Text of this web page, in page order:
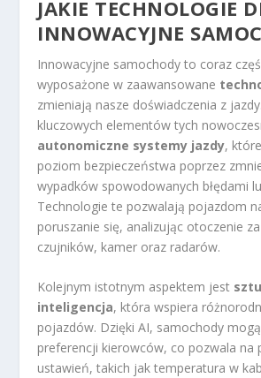
JAKIE TECHNOLOGIE
INNOWACYJNE
Innowacyjne samochody to coraz
wyposażone w zaawansowane
zmieniają nasze doświadczenia z
kluczowych elementów tych
autonomiczne systemy jazdy,
poziom bezpieczeństwa poprzez
wypadków spowodowanych błędami
Technologie te pozwalają pojazdom
poruszanie się, analizując otoczenie
czujników, kamer oraz radarów.
Kolejnym istotnym aspektem jest
inteligencja, która wspiera
pojazdów. Dzięki AI, samochody
preferencji kierowców, co pozwala na
ustawień, takich jak temperatura w